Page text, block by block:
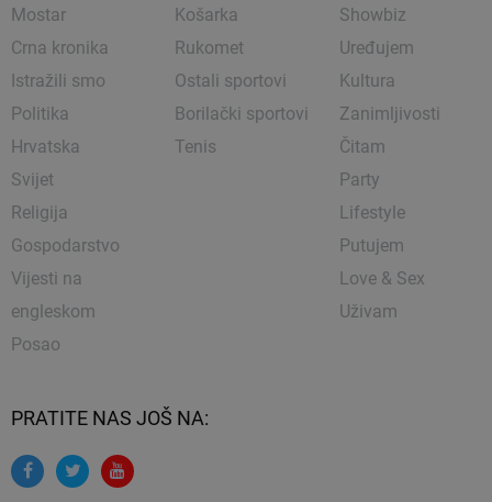
Mostar
Crna kronika
Istražili smo
Politika
Hrvatska
Svijet
Religija
Gospodarstvo
Vijesti na
engleskom
Posao
Košarka
Rukomet
Ostali sportovi
Borilački sportovi
Tenis
Showbiz
Uređujem
Kultura
Zanimljivosti
Čitam
Party
Lifestyle
Putujem
Love & Sex
Uživam
PRATITE NAS JOŠ NA: